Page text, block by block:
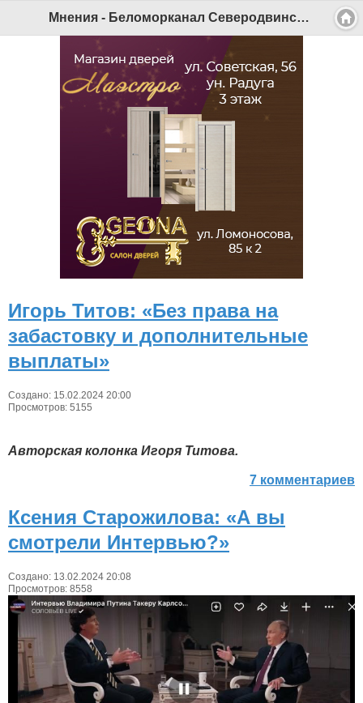
Мнения - Беломорканал Северодвинск tv29.ru
Игорь Титов: «Без права на
забастовку и дополнительные
выплаты»
Создано: 15.02.2024 20:00
Просмотров: 5155
Авторская колонка Игоря Титова.
7 комментариев
Ксения Старожилова: «А вы
смотрели Интервью?»
Создано: 13.02.2024 20:08
Просмотров: 8558